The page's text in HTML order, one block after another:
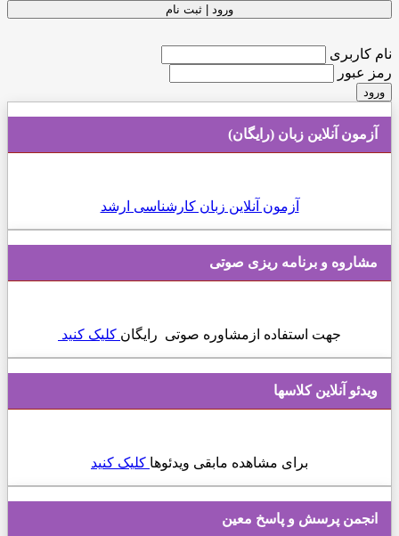
ورود | ثبت نام
نام کاربری
رمز عبور
ورود
آزمون آنلاین زبان (رایگان)
آزمون آنلاین زبان کارشناسی ارشد
مشاروه و برنامه ریزی صوتی
جهت استفاده ازمشاوره صوتی رایگان کلیک کنید
ویدئو آنلاین کلاسها
برای مشاهده مابقی ویدئوها کلیک کنید
انجمن پرسش و پاسخ معین